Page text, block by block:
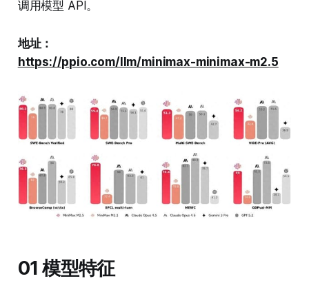
调用模型 API。
地址：
https://ppio.com/llm/minimax-minimax-m2.5
01 模型特征